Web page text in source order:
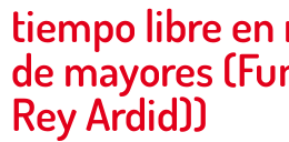
tiempo libre en
de mayores
Rey Ardid))